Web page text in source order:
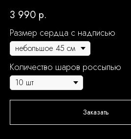
3 990 р.
Размер сердца с надписью
Количество шаров россыпью
Заказать